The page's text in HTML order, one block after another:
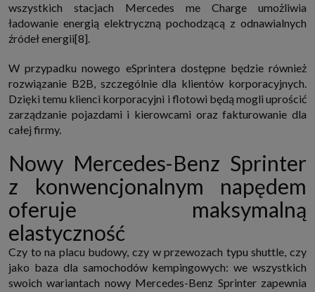
wszystkich stacjach Mercedes me Charge umożliwia
ładowanie energią elektryczną pochodzącą z odnawialnych
źródeł energii[8].
W przypadku nowego eSprintera dostępne będzie również
rozwiązanie B2B, szczególnie dla klientów korporacyjnych.
Dzięki temu klienci korporacyjni i flotowi będą mogli uprościć
zarządzanie pojazdami i kierowcami oraz fakturowanie dla
całej firmy.
Nowy Mercedes-Benz Sprinter
z konwencjonalnym napędem
oferuje maksymalną
elastyczność
Czy to na placu budowy, czy w przewozach typu shuttle, czy
jako baza dla samochodów kempingowych: we wszystkich
swoich wariantach nowy Mercedes-Benz Sprinter zapewnia